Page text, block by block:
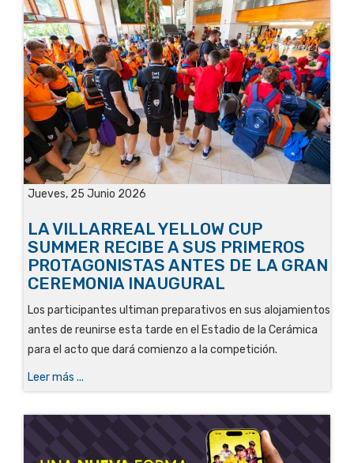
Jueves, 25 Junio 2026
LA VILLARREAL YELLOW CUP
SUMMER RECIBE A SUS PRIMEROS
PROTAGONISTAS ANTES DE LA GRAN
CEREMONIA INAUGURAL
Los participantes ultiman preparativos en sus alojamientos
antes de reunirse esta tarde en el Estadio de la Cerámica
para el acto que dará comienzo a la competición.
Leer más ...